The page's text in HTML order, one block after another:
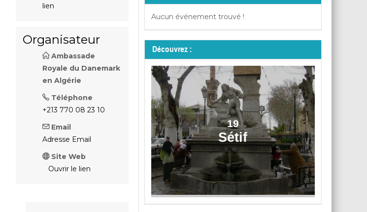
lien
Organisateur
Ambassade
Royale du Danemark
en Algérie
Téléphone
+213 770 08 23 10
Email
Adresse Email
Site Web
Ouvrir le lien
Aucun événement trouvé !
Découvrez :
19
Sétif